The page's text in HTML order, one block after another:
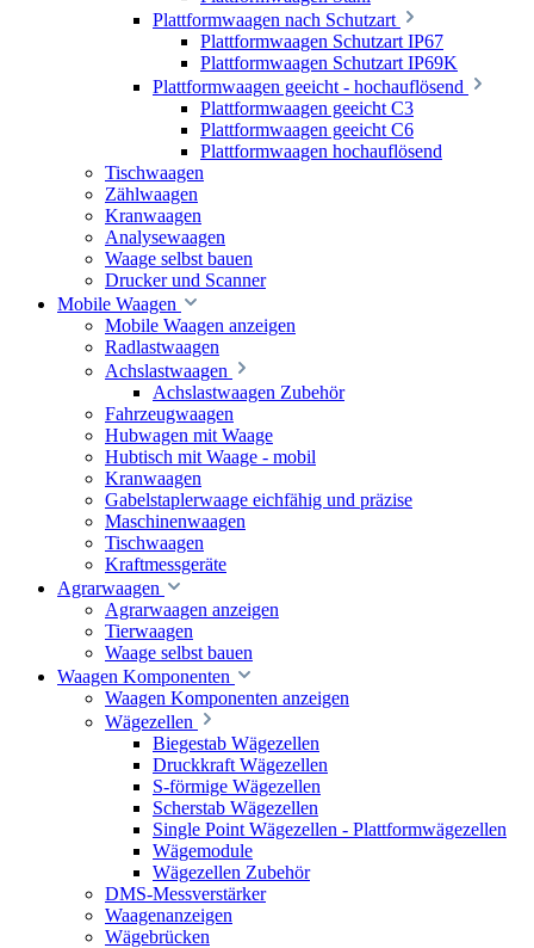
Plattformwaagen nach Schutzart
Plattformwaagen Schutzart IP67
Plattformwaagen Schutzart IP69K
Plattformwaagen geeicht - hochauflösend
Plattformwaagen geeicht C3
Plattformwaagen geeicht C6
Plattformwaagen hochauflösend
Tischwaagen
Zählwaagen
Kranwaagen
Analysewaagen
Waage selbst bauen
Drucker und Scanner
Mobile Waagen
Mobile Waagen anzeigen
Radlastwaagen
Achslastwaagen
Achslastwaagen Zubehör
Fahrzeugwaagen
Hubwagen mit Waage
Hubtisch mit Waage - mobil
Kranwaagen
Gabelstaplerwaage eichfähig und präzise
Maschinenwaagen
Tischwaagen
Kraftmessgeräte
Agrarwaagen
Agrarwaagen anzeigen
Tierwaagen
Waage selbst bauen
Waagen Komponenten
Waagen Komponenten anzeigen
Wägezellen
Biegestab Wägezellen
Druckkraft Wägezellen
S-förmige Wägezellen
Scherstab Wägezellen
Single Point Wägezellen - Plattformwägezellen
Wägemodule
Wägezellen Zubehör
DMS-Messverstärker
Waagenanzeigen
Wägebrücken